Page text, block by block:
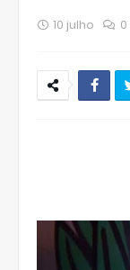
10 julho